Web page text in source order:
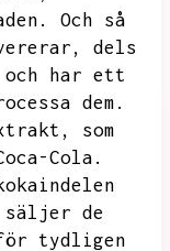
Och så
dels
och har ett
dem.
som
Cola.
säljer de
tydligen